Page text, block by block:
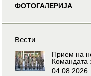
ФОТОГАЛЕРИЈА
Вести
Прием на
Командата
04.08.2026